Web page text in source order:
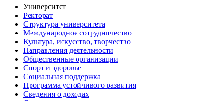
Университет
Ректорат
Структура университета
Международное сотрудничество
Культура, искусство, творчество
Направления деятельности
Общественные организации
Спорт и здоровье
Социальная поддержка
Программа устойчивого развития
Сведения о доходах